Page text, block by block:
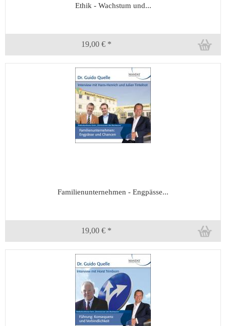
Ethik - Wachstum und...
19,00 € *
Familienunternehmen - Engpässe...
19,00 € *